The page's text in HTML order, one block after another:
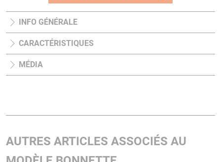
INFO GÉNÉRALE
CARACTÉRISTIQUES
MÉDIA
AUTRES ARTICLES ASSOCIÉS AU